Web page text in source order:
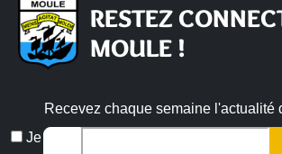
RESTEZ
MOULE !
Recevez chaque semaine l'actualité
JeVeuillez laisser ce champ vide :
Email